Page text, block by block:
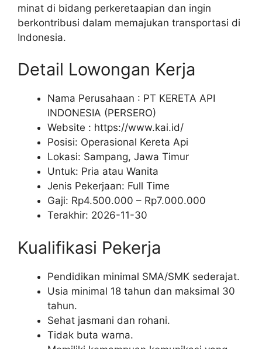
minat di bidang perkeretaapian dan ingin
berkontribusi dalam memajukan transportasi di
Indonesia.
Detail Lowongan Kerja
Nama Perusahaan : PT KERETA API
INDONESIA (PERSERO)
Website : https://www.kai.id/
Posisi: Operasional Kereta Api
Lokasi: Sampang, Jawa Timur
Untuk: Pria atau Wanita
Jenis Pekerjaan: Full Time
Gaji: Rp4.500.000 – Rp7.000.000
Terakhir: 2026-11-30
Kualifikasi Pekerja
Pendidikan minimal SMA/SMK sederajat.
Usia minimal 18 tahun dan maksimal 30
tahun.
Sehat jasmani dan rohani.
Tidak buta warna.